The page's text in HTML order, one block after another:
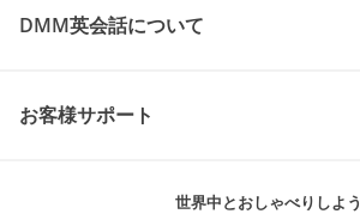
DMM英会話について
お客様サポート
世界中とおしゃべりしよう